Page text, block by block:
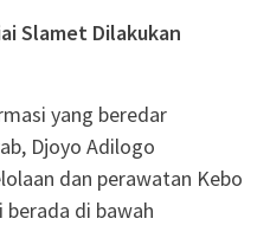
Slamet Dilakukan
yang beredar
Djoyo Adilogo
dan perawatan Kebo
berada di bawah